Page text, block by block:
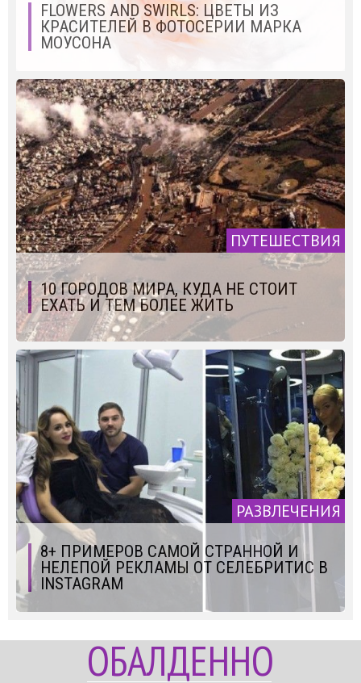
FLOWERS AND SWIRLS: ЦВЕТЫ ИЗ
КРАСИТЕЛЕЙ В ФОТОСЕРИИ МАРКА
МОУСОНА
ПУТЕШЕСТВИЯ
10 ГОРОДОВ МИРА, КУДА НЕ СТОИТ
ЕХАТЬ И ТЕМ БОЛЕЕ ЖИТЬ
РАЗВЛЕЧЕНИЯ
8+ ПРИМЕРОВ САМОЙ СТРАННОЙ И
НЕЛЕПОЙ РЕКЛАМЫ ОТ СЕЛЕБРИТИС В
INSTAGRAM
ОБАЛДЕННО